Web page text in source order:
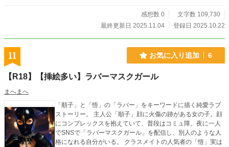
らしさ）が中盤以降登場しますので、、、。笑
感想数 0
文字数 109,730
最終更新日 2025.11.04
登録日 2025.10.22
11 お気に入り追加 6
【R18】【挿絵多い】ラバーマスクガール
まへまへ
「順子」と「悟」の「ラバー」をキーワードに描く純愛ラブ
ストーリー。 主人公「順子」顔に火傷の跡がある女の子。顔
にコンプレックスを抱えていて、普段はコミュ障。夜に一人
でSNSで「ラバーマスクガール」を配信し、別人のような人
格になれる自分がいる。 クラスメイトの人気者の「悟」実は